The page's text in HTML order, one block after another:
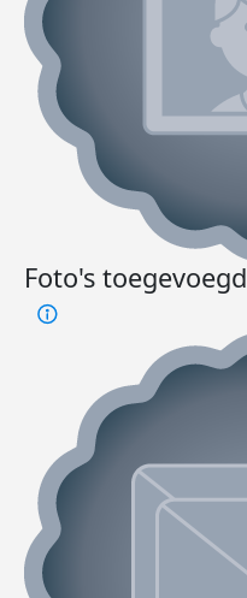
Foto's toegevoegd